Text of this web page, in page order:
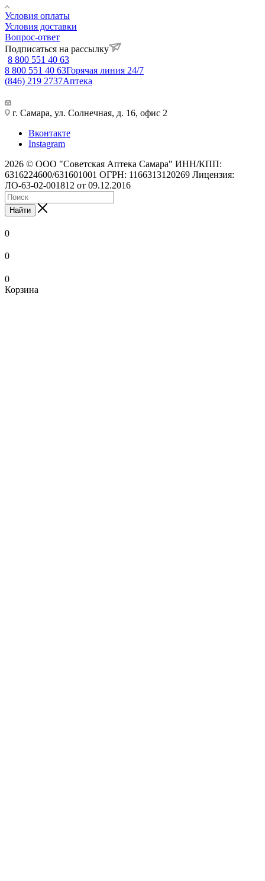
Условия оплаты
Условия доставки
Вопрос-ответ
Подписаться на рассылку
8 800 551 40 63
8 800 551 40 63Горячая линия 24/7
(846) 219 2737Аптека
г. Самара, ул. Солнечная, д. 16, офис 2
Вконтакте
Instagram
2026 © ООО "Советская Аптека Самара" ИНН/КПП:
6316224600/631601001 ОГРН: 1166313120269 Лицензия:
ЛО-63-02-001812 от 09.12.2016
Найти
0
0
0
Корзина